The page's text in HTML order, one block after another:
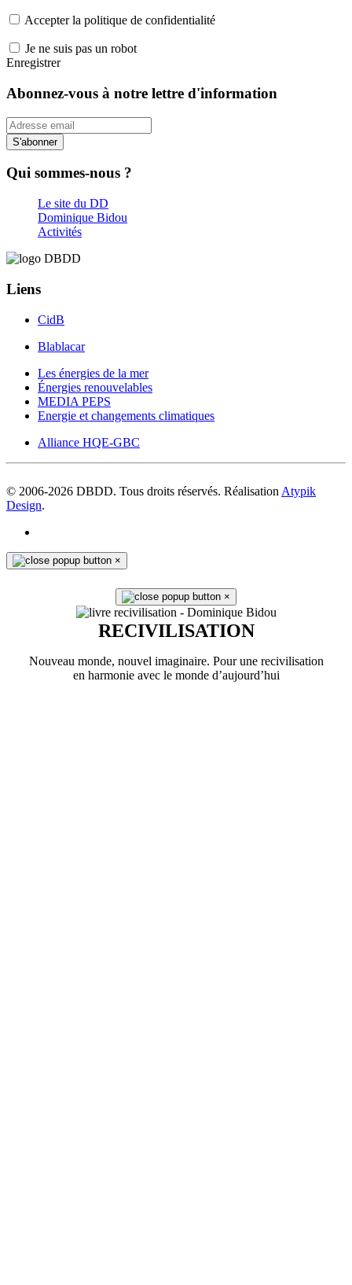
Accepter la politique de confidentialité
Je ne suis pas un robot
Enregistrer
Abonnez-vous à notre lettre d'information
S'abonner
Qui sommes-nous ?
Le site du DD
Dominique Bidou
Activités
Liens
CidB
Blablacar
Les énergies de la mer
Énergies renouvelables
MEDIA PEPS
Energie et changements climatiques
Alliance HQE-GBC
© 2006-2026 DBDD. Tous droits réservés. Réalisation Atypik
Design.
×
×
RECIVILISATION
Nouveau monde, nouvel imaginaire. Pour une recivilisation
en harmonie avec le monde d’aujourd’hui